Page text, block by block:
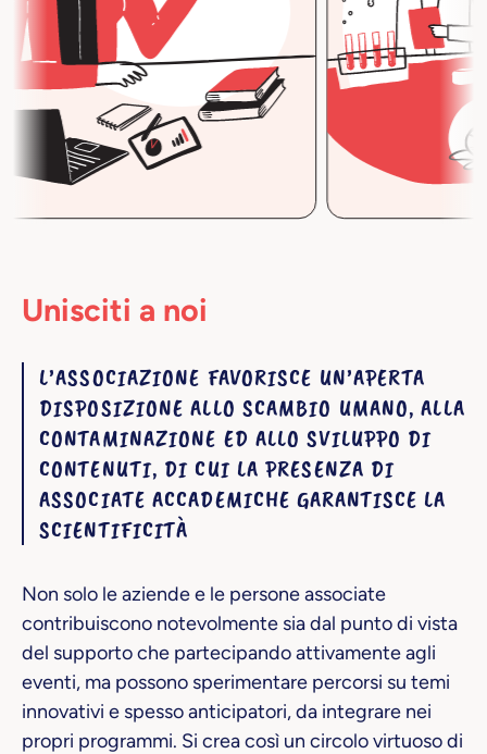
Unisciti a noi
L’ASSOCIAZIONE FAVORISCE UN’APERTA
DISPOSIZIONE ALLO SCAMBIO UMANO, ALLA
CONTAMINAZIONE ED ALLO SVILUPPO DI
CONTENUTI, DI CUI LA PRESENZA DI
ASSOCIATE ACCADEMICHE GARANTISCE LA
SCIENTIFICITÀ
Non solo le aziende e le persone associate
contribuiscono notevolmente sia dal punto di vista
del supporto che partecipando attivamente agli
eventi, ma possono sperimentare percorsi su temi
innovativi e spesso anticipatori, da integrare nei
propri programmi. Si crea così un circolo virtuoso di